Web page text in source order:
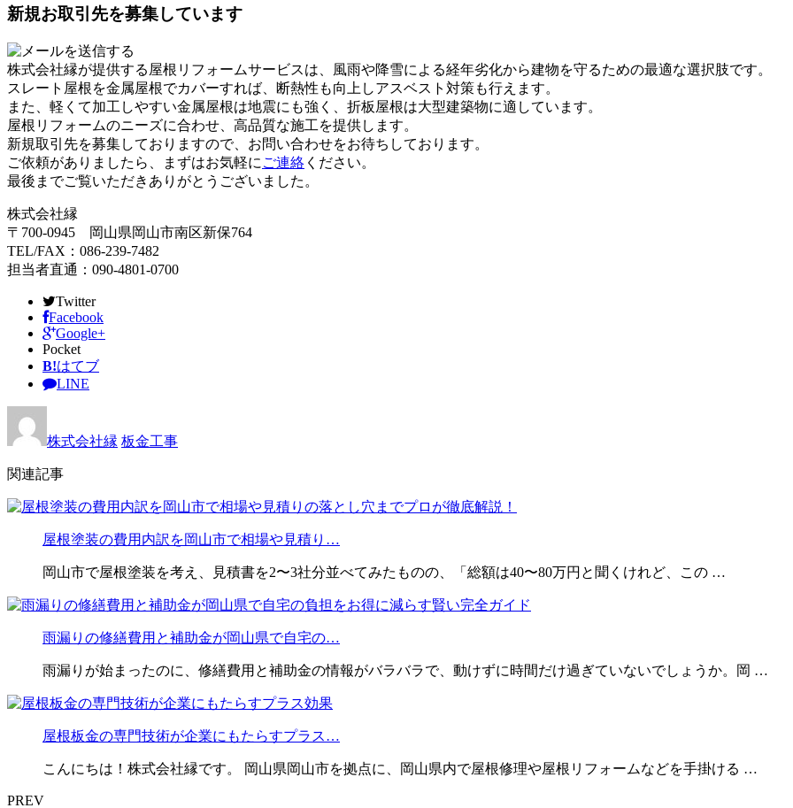
新規お取引先を募集しています
株式会社縁が提供する屋根リフォームサービスは、風雨や降雪による経年劣化から建物を守るための最適な選択肢です。
スレート屋根を金属屋根でカバーすれば、断熱性も向上しアスベスト対策も行えます。
また、軽くて加工しやすい金属屋根は地震にも強く、折板屋根は大型建築物に適しています。
屋根リフォームのニーズに合わせ、高品質な施工を提供します。
新規取引先を募集しておりますので、お問い合わせをお待ちしております。
ご依頼がありましたら、まずはお気軽に ご連絡 ください。
最後までご覧いただきありがとうございました。
株式会社縁
〒700-0945 岡山県岡山市南区新保764
TEL/FAX：086-239-7482
担当者直通：090-4801-0700
Twitter
Facebook
Google+
Pocket
B!はてブ
LINE
株式会社縁 板金工事
関連記事
屋根塗装の費用内訳を岡山市で相場や見積り…
岡山市で屋根塗装を考え、見積書を2〜3社分並べてみたものの、「総額は40〜80万円と聞くけれど、この …
雨漏りの修繕費用と補助金が岡山県で自宅の…
雨漏りが始まったのに、修繕費用と補助金の情報がバラバラで、動けずに時間だけ過ぎていないでしょうか。岡 …
屋根板金の専門技術が企業にもたらすプラス…
こんにちは！株式会社縁です。 岡山県岡山市を拠点に、岡山県内で屋根修理や屋根リフォームなどを手掛ける …
PREV